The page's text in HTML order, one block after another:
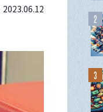
2023.06.12
2
3